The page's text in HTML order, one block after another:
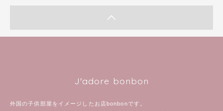
J'adore bonbon
外国の子供部屋をイメージしたお店bonbonです。